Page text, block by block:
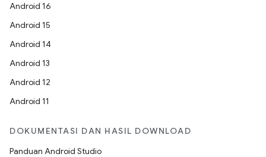
Android 16
Android 15
Android 14
Android 13
Android 12
Android 11
DOKUMENTASI DAN HASIL DOWNLOAD
Panduan Android Studio